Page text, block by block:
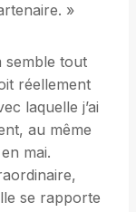
»
semble tout
réellement
laquelle j’ai
au même
mai.
se rapporte